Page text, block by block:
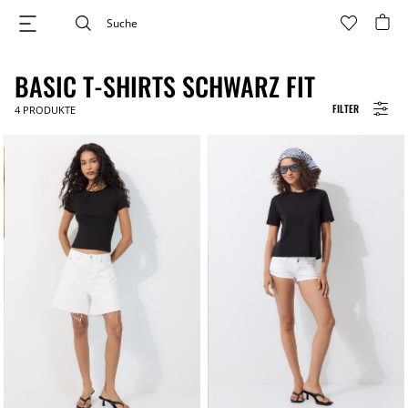
FILTER
BASIC T-SHIRTS SCHWARZ FIT
4 PRODUKTE